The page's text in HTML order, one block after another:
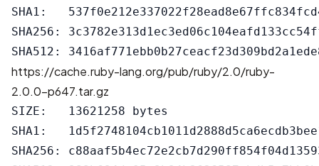
SHA1:
SHA256:
https://cache.ruby-lang.org/pub/ruby/2.0/ruby-
2.0.0-p647.tar.gz
SIZE:   13621258 bytes
SHA1:
SHA256: